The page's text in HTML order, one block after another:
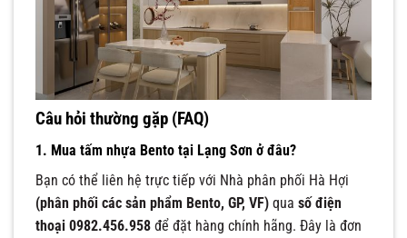
Câu hỏi thường gặp (FAQ)
1. Mua tấm nhựa Bento tại Lạng Sơn ở đâu?
Bạn có thể liên hệ trực tiếp với Nhà phân phối Hà Hợi
(phân phối các sản phẩm Bento, GP, VF) qua số điện
thoại 0982.456.958 để đặt hàng chính hãng. Đây là đơn